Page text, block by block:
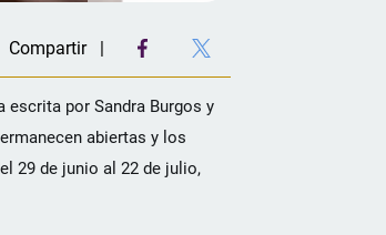
Compartir
escrita por Sandra Burgos y
abiertas y los
29 de junio al 22 de julio,